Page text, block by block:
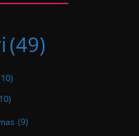
(49)
(9)